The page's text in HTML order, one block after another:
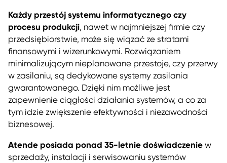
Każdy przestój systemu informatycznego czy
procesu produkcji, nawet w najmniejszej firmie czy
przedsiębiorstwie, może się wiązać ze stratami
finansowymi i wizerunkowymi. Rozwiązaniem
minimalizującym nieplanowane przestoje, czy przerwy
w zasilaniu, są dedykowane systemy zasilania
gwarantowanego. Dzięki nim możliwe jest
zapewnienie ciągłości działania systemów, a co za
tym idzie zwiększenie efektywności i niezawodności
biznesowej.
Atende posiada ponad 35-letnie doświadczeniew
sprzedaży, instalacji i serwisowaniu systemów